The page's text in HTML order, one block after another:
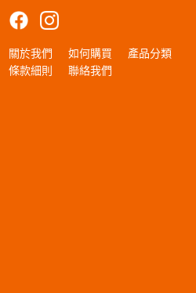
關於我們 如何購買
產品分類
條款細則
聯絡我們